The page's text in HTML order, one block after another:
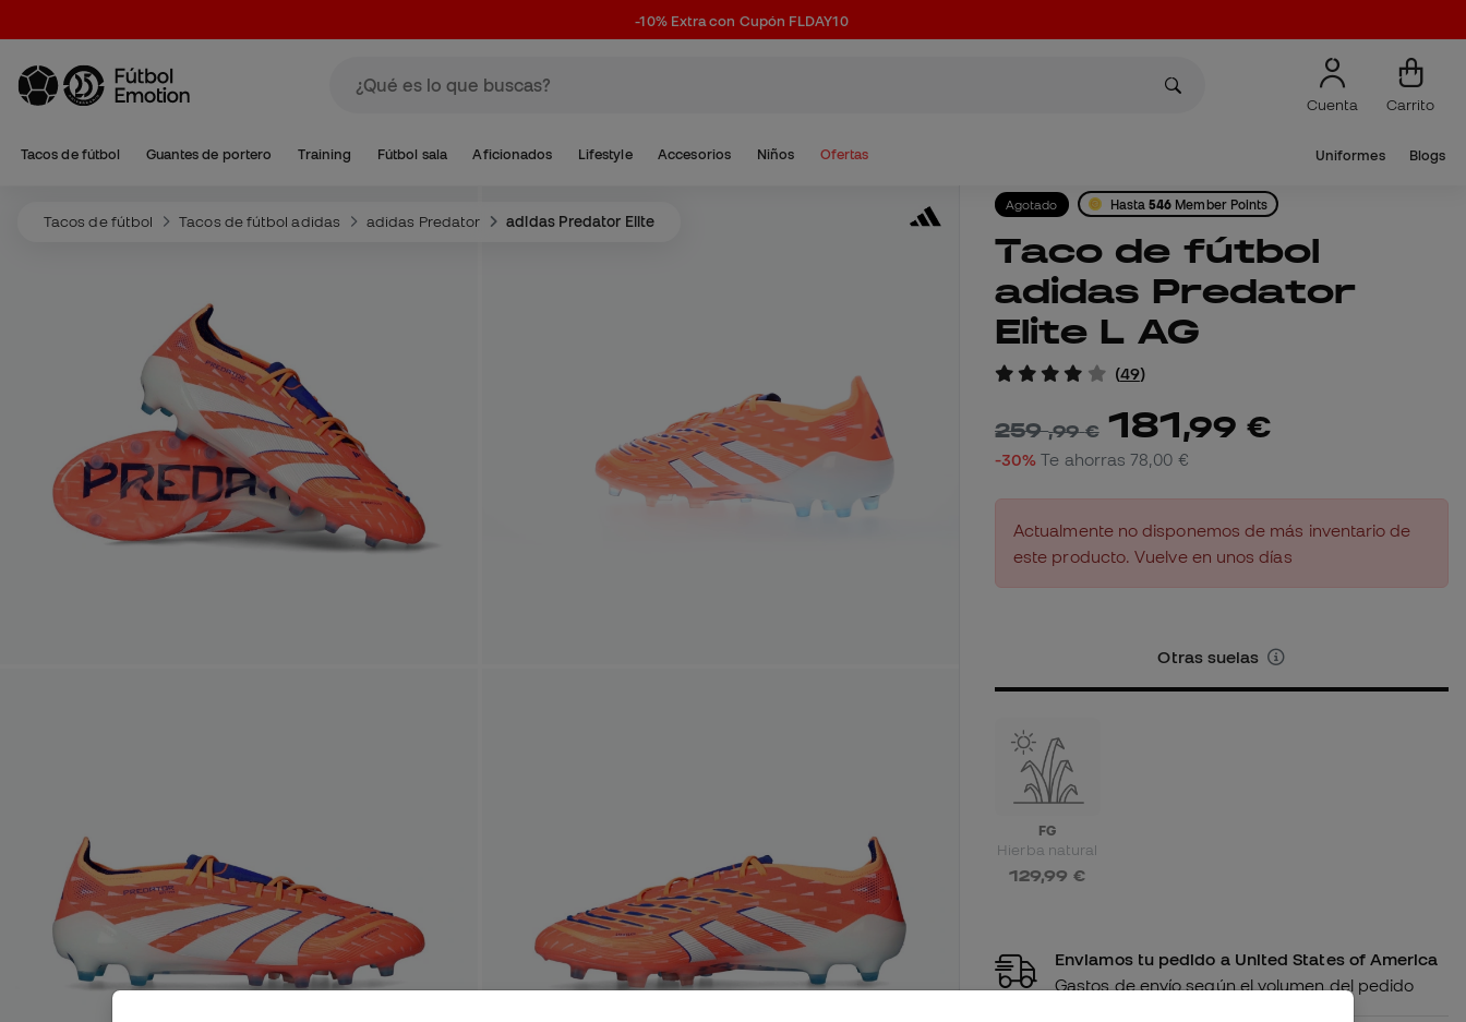
-10% Extra con Cupón FLDAY10
Cuenta Carrito
Tacos de fútbol Guantes de portero Training Fútbol sala Aficionados Lifestyle Accesorios Niños Ofertas Uniformes Blogs
Tacos de fútbol Tacos de fútbol adidas adidas Predator adidas Predator Elite
Agotado Hasta546 Member Points
Taco de fútbol
adidas Predator
Elite L AG
(49)
259,99 € 181,99 €
-30% Te ahorras78,00 €
Actualmente no disponemos de más inventario de
este producto. Vuelve en unos días
Otras suelas
FG
Hierba natural
129,99 €
Enviamos tu pedido a United States of America
Gastos de envío según el volumen del pedido